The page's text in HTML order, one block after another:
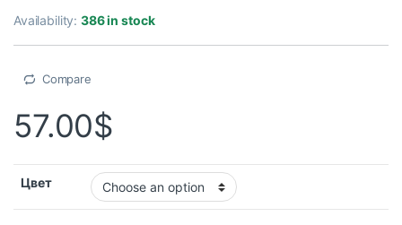
Availability:386 in stock
Compare
57.00$
Цвет